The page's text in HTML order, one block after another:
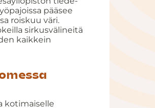
pääsee
roiskuu väri.
sirkusvälineitä
kaikkein
kotimaiselle